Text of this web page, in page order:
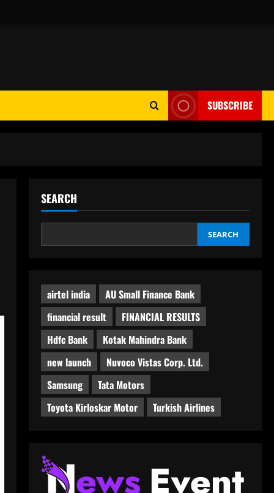
SUBSCRIBE
SEARCH
SEARCH
airtel india
AU Small Finance Bank
financial result
FINANCIAL RESULTS
Hdfc Bank
Kotak Mahindra Bank
new launch
Nuvoco Vistas Corp. Ltd.
Samsung
Tata Motors
Toyota Kirloskar Motor
Turkish Airlines